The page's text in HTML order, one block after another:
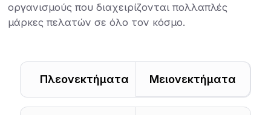
οργανισμούς που διαχειρίζονται πολλαπλές
μάρκες πελατών σε όλο τον κόσμο.
Πλεονεκτήματα Μειονεκτήματα